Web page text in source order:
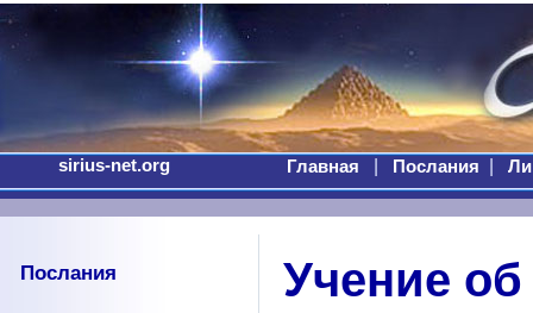
sirius-net.org Главная Послания
Послания Учение